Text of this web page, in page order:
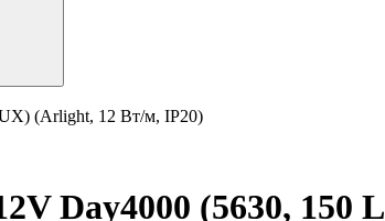
(Arlight, 12 Вт/м, IP20)
Day4000 (5630,